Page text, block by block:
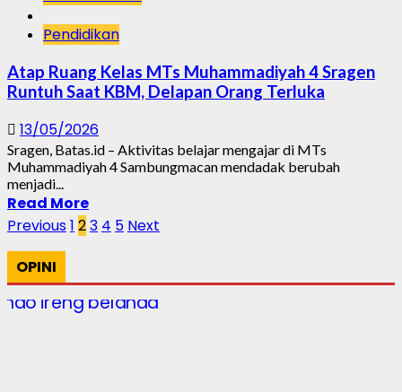
Pendidikan
Atap Ruang Kelas MTs Muhammadiyah 4 Sragen
Runtuh Saat KBM, Delapan Orang Terluka
13/05/2026
Sragen, Batas.id – Aktivitas belajar mengajar di MTs
Muhammadiyah 4 Sambungmacan mendadak berubah
menjadi...
Read More
Posts
pagination
Previous1 23 4 5 Next
OPINI